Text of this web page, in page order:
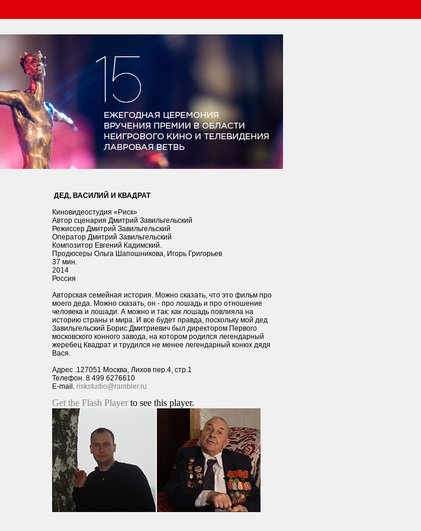
ДЕД, ВАСИЛИЙ И КВАДРАТ
Киновидеостудия «Риск»
Автор сценария Дмитрий Завильгельский
Режиссер Дмитрий Завильгельский
Оператор Дмитрий Завильгельский
Композитор Евгений Кадимский.
Продюсеры Ольга Шапошникова, Игорь Григорьев
37 мин.
2014
Россия
Авторская семейная история. Можно сказать, что это фильм про
моего деда. Можно сказать, он - про лошадь и про отношение
человека и лошади. А можно и так: как лошадь повлияла на
историю страны и мира. И все будет правда, поскольку мой дед
Завильгельский Борис Дмитриевич был директором Первого
московского конного завода, на котором родился легендарный
жеребец Квадрат и трудился не менее легендарный конюх дядя
Вася.
Адрес .127051 Москва, Лихов пер.4, стр.1
Телефон. 8 499 6276610
E-mail. riskstudio@rambler.ru
Get the Flash Player to see this player.